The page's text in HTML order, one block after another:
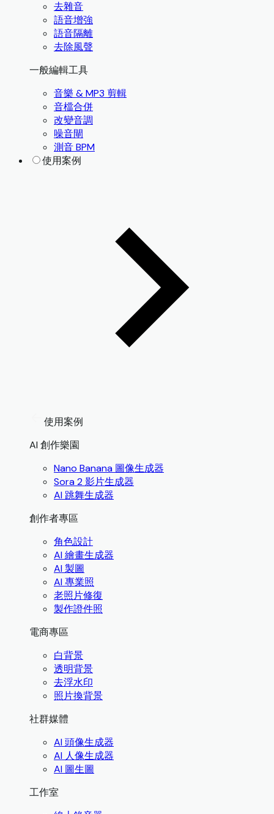
去雜音
語音增強
語音隔離
去除風聲
一般編輯工具
音樂 & MP3 剪輯
音檔合併
改變音調
噪音閘
測音 BPM
使用案例
使用案例
AI 創作樂園
Nano Banana 圖像生成器
Sora 2 影片生成器
AI 跳舞生成器
創作者專區
角色設計
AI 繪畫生成器
AI 製圖
AI 專業照
老照片修復
製作證件照
電商專區
白背景
透明背景
去浮水印
照片換背景
社群媒體
AI 頭像生成器
AI 人像生成器
AI 圖生圖
工作室